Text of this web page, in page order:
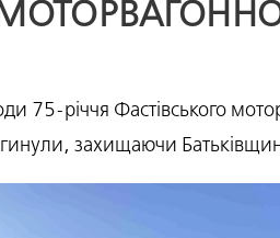
75-річчя Фастівського
захищаючи